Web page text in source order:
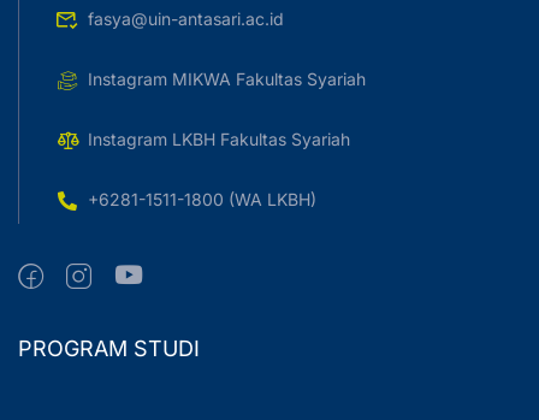
fasya@uin-antasari.ac.id
Instagram MIKWA Fakultas Syariah
Instagram LKBH Fakultas Syariah
+6281-1511-1800 (WA LKBH)
PROGRAM STUDI